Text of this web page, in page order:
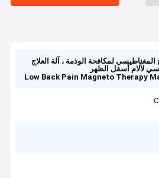
المغناطيسي لمكافحة الوذمة ، آلة العلاج
لآلام أسفل الظهر
Low Back Pain Magneto Therapy